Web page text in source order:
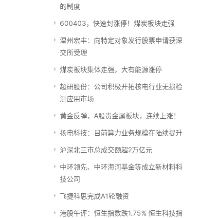
的制度
600403，快速封涨停！煤炭板块走强
温州宏丰：向特定对象发行股票申请获深
交所受理
煤炭板块集体走强，大有能源涨停
超研股份：公司积极开拓核电行业无损检
测应用市场
黄金反弹，A股贵金属板块，连续上涨！
扬电科技：目前算力业务规模在陆续提升
沪深北三市总成交额超2万亿元
中环领先、中环海河基金等成立新材料科
技公司
飞捷科思完成A1轮融资
港股午评：恒生指数跌1.75% 恒生科技指